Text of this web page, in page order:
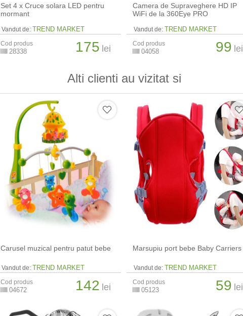
Set 4 x Cruce solara LED pentru
mormant
Vandut de: TREND MARKET
Cod produs
28338 175 lei
Camera de Supraveghere HD IP
WiFi de la 360Eye PRO
Vandut de: TREND MARKET
Cod produs
04058 99 lei
Alti clienti au vizitat si
Carusel muzical pentru patut bebe
Vandut de: TREND MARKET
Cod produs
04672 142 lei
Marsupiu port bebe Baby Carriers
Vandut de: TREND MARKET
Cod produs
05123 59 lei